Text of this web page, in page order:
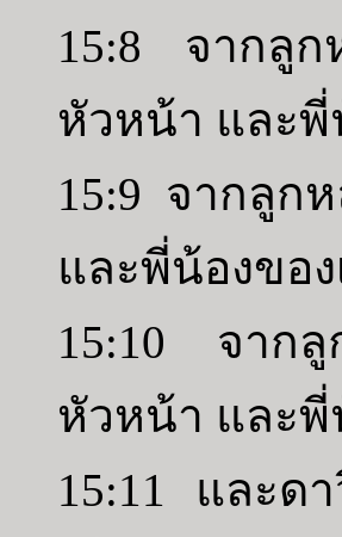
15:8 จากลูก
หัวหน้า และพี่
15:9 จากลูก
และพี่น้องขอ
15:10 จาก
หัวหน้า และพี่
15:11 และด